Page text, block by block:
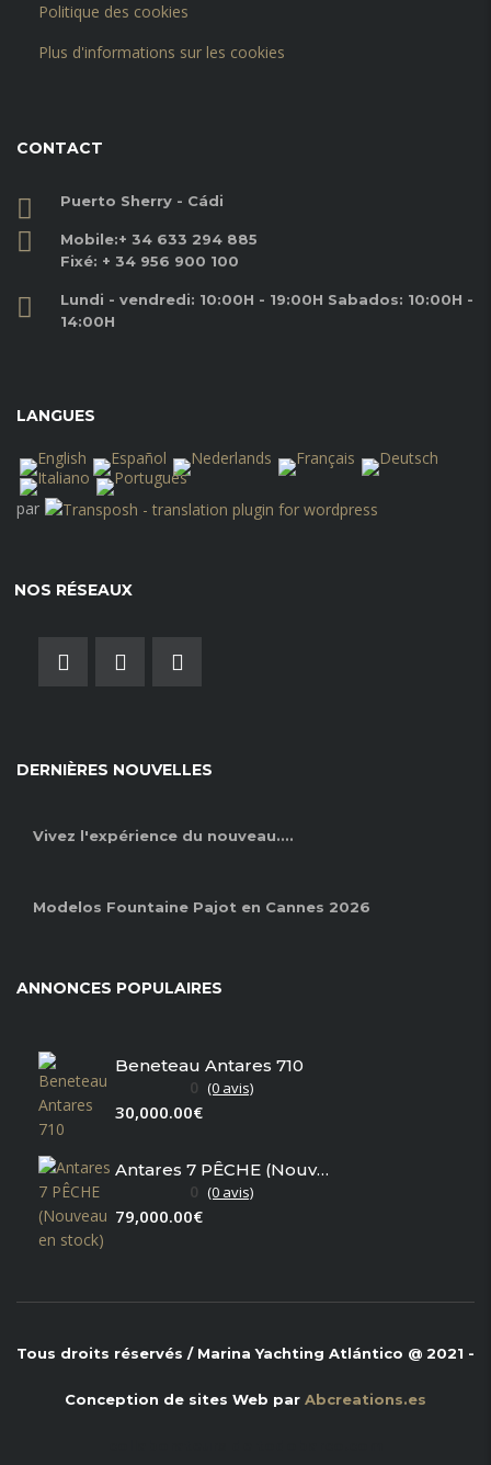
Politique des cookies
Plus d'informations sur les cookies
CONTACT
Puerto Sherry - Cádi
Mobile:+ 34 633 294 885
Fixé: + 34 956 900 100
Lundi - vendredi: 10:00H - 19:00H Sabados: 10:00H -
14:00H
LANGUES
par
NOS RÉSEAUX
DERNIÈRES NOUVELLES
Vivez l'expérience du nouveau....
Modelos Fountaine Pajot en Cannes 2026
ANNONCES POPULAIRES
Beneteau Antares 710
0 (0 avis)
30,000.00€
Antares 7 PÊCHE (Nouveau en stock)
0 (0 avis)
79,000.00€
Tous droits réservés / Marina Yachting Atlántico @ 2021 -
Conception de sites Web par Abcreations.es